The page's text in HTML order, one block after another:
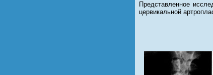
Представленное
цервикальной